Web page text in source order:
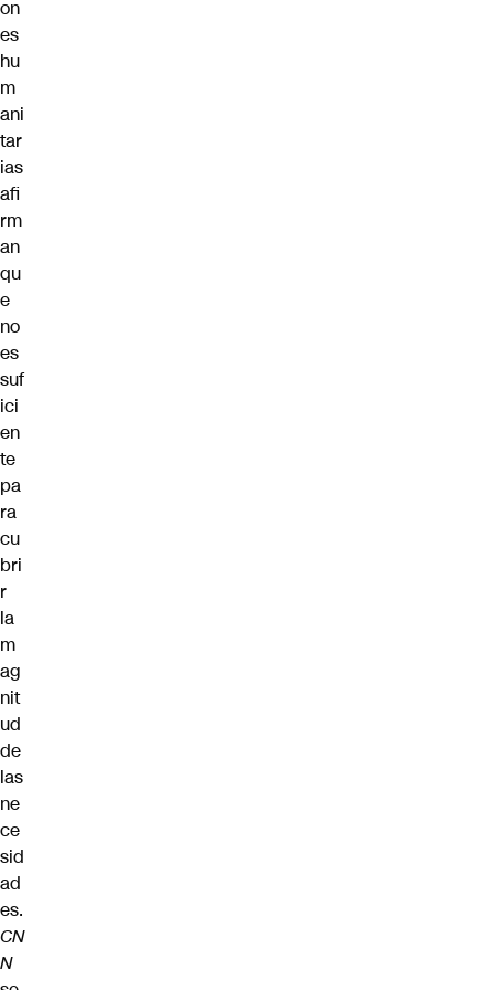
on
es
hu
m
ani
tar
ias
afi
rm
an
qu
e
no
es
suf
ici
en
te
pa
ra
cu
bri
r
la
m
ag
nit
ud
de
las
ne
ce
sid
ad
es.
CN
N